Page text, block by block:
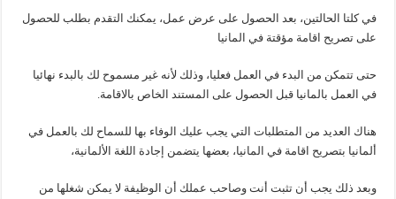
في كلتا الحالتين، بعد الحصول على عرض عمل، يمكنك التقدم بطلب للحصول
على تصريح اقامة مؤقتة في المانيا
حتى تتمكن من البدء في العمل فعليا، وذلك لأنه غير مسموح لك بالبدء نهائيا
في العمل بالمانيا قبل الحصول على المستند الخاص بالاقامة.
هناك العديد من المتطلبات التي يجب عليك الوفاء بها للسماح لك بالعمل في
ألمانيا بتصريح اقامة في المانيا، بعضها يتضمن إجادة اللغة الألمانية،
وبعد ذلك يجب أن تثبت أنت وصاحب عملك أن الوظيفة لا يمكن شغلها من